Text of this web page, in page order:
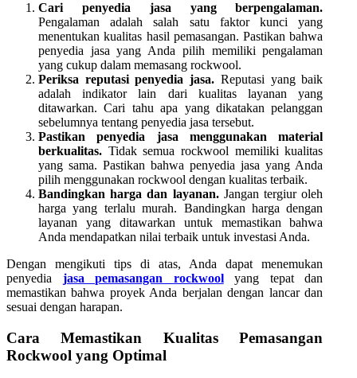
Cari penyedia jasa yang berpengalaman.
Pengalaman adalah salah satu faktor kunci yang
menentukan kualitas hasil pemasangan. Pastikan bahwa
penyedia jasa yang Anda pilih memiliki pengalaman
yang cukup dalam memasang rockwool.
Periksa reputasi penyedia jasa. Reputasi yang baik
adalah indikator lain dari kualitas layanan yang
ditawarkan. Cari tahu apa yang dikatakan pelanggan
sebelumnya tentang penyedia jasa tersebut.
Pastikan penyedia jasa menggunakan material
berkualitas. Tidak semua rockwool memiliki kualitas
yang sama. Pastikan bahwa penyedia jasa yang Anda
pilih menggunakan rockwool dengan kualitas terbaik.
Bandingkan harga dan layanan.Jangan tergiur oleh
harga yang terlalu murah. Bandingkan harga dengan
layanan yang ditawarkan untuk memastikan bahwa
Anda mendapatkan nilai terbaik untuk investasi Anda.
Dengan mengikuti tips di atas, Anda dapat menemukan
penyedia jasa pemasangan rockwoolyang tepat dan
memastikan bahwa proyek Anda berjalan dengan lancar dan
sesuai dengan harapan.
Cara Memastikan Kualitas Pemasangan
Rockwool yang Optimal